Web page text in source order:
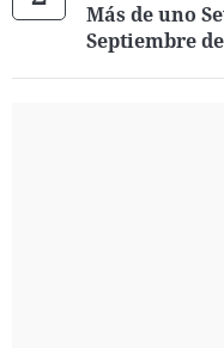
Más de uno
Septiembre